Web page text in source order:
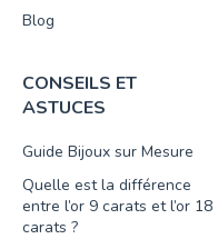
Blog
CONSEILS ET
ASTUCES
Guide Bijoux sur Mesure
Quelle est la différence
entre l’or 9 carats et l’or 18
carats ?